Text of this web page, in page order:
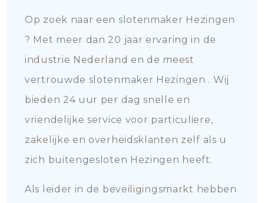
Op zoek naar een slotenmaker Hezingen
? Met meer dan 20 jaar ervaring in de
industrie Nederland en de meest
vertrouwde slotenmaker Hezingen . Wij
bieden 24 uur per dag snelle en
vriendelijke service voor particuliere,
zakelijke en overheidsklanten zelf als u
zich buitengesloten Hezingen heeft.
Als leider in de beveiligingsmarkt hebben